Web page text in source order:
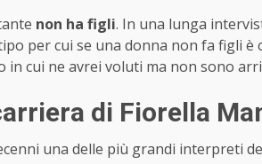
non ha figli. In una lunga
per cui se una donna non fa figli è
in cui ne avrei voluti ma non sono
di Fiorella
una delle più grandi interpreti